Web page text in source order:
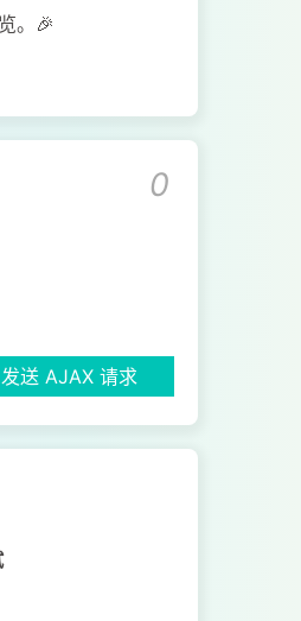
。🎉
0
送 AJAX 请求